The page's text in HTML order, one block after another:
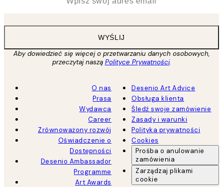
WYŚLIJ
Aby dowiedzieć się więcej o przetwarzaniu danych osobowych,
przeczytaj naszą Polityce Prywatności.
O nas
Prasa
Wydawca
Career
Zrównoważony rozwój
Oświadczenie o
Dostępności
Desenio Ambassador
Programme
Art Awards
Desenio Art Advice
Obsługa klienta
Śledź swoje zamówienie
Zasady i warunki
Polityka prywatności
Cookies
Prośba o anulowanie
zamówienia
Zarządzaj plikami
cookie